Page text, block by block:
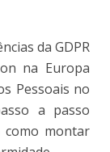
da GDPR
na Europa
Pessoais no
a passo
montar